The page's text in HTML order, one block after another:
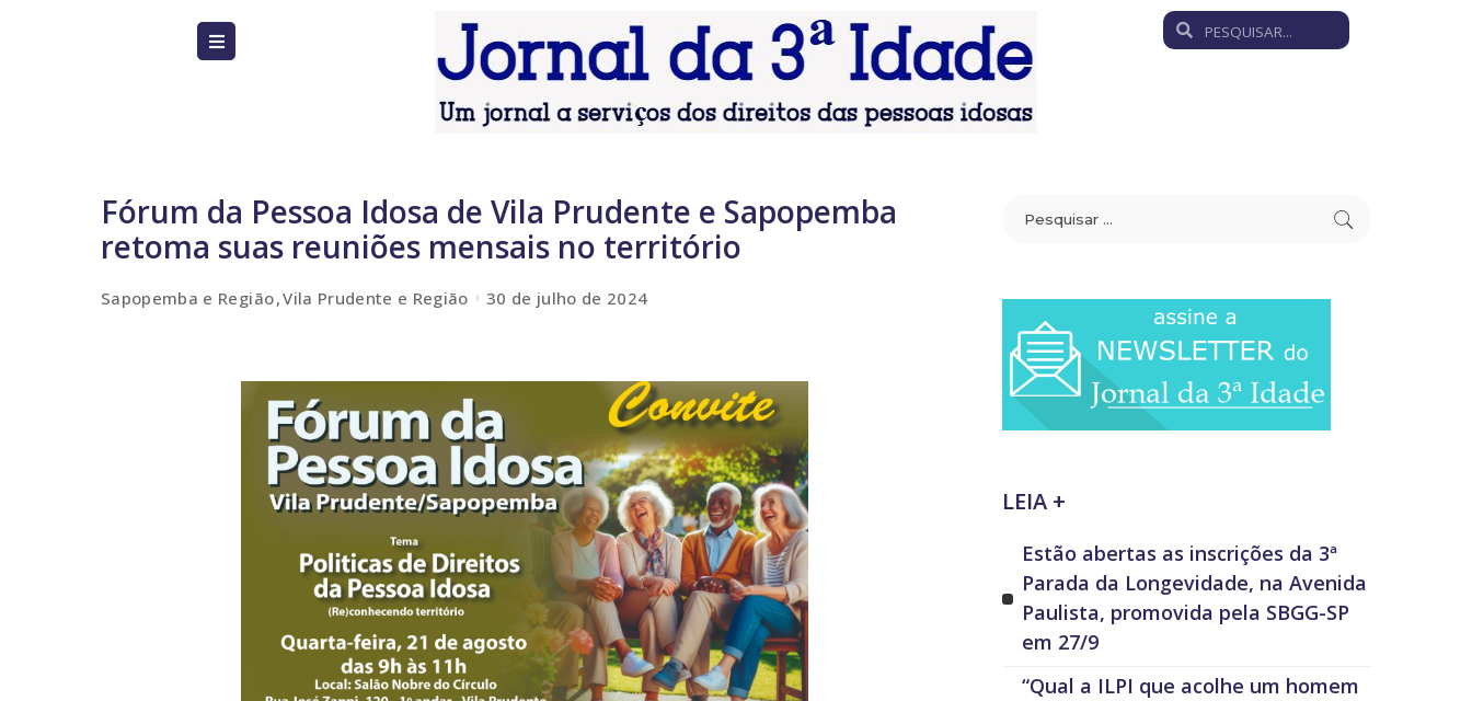
Fórum da Pessoa Idosa de Vila Prudente e Sapopemba
retoma suas reuniões mensais no território
Sapopemba e Região Vila Prudente e Região 30 de julho de 2024
LEIA +
Estão abertas as inscrições da 3ª
Parada da Longevidade, na Avenida
Paulista, promovida pela SBGG-SP
em 27/9
“Qual a ILPI que acolhe um homem